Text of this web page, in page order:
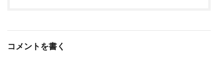
コメントを書く